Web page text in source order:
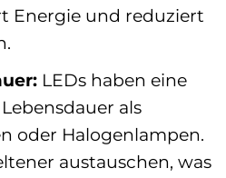
Energie und reduziert
LEDs haben eine
als
oder Halogenlampen.
austauschen, was